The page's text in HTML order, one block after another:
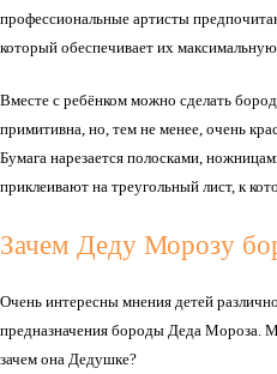
профессиональные артисты
который обеспечивает их
Вместе с ребёнком можно сделать
примитивна, но, тем не менее, очень
Бумага нарезается полосками,
приклеивают на треугольный лист, к
Зачем Деду Морозу
Очень интересны мнения детей
предназначения бороды Деда Мороза.
зачем она Дедушке?